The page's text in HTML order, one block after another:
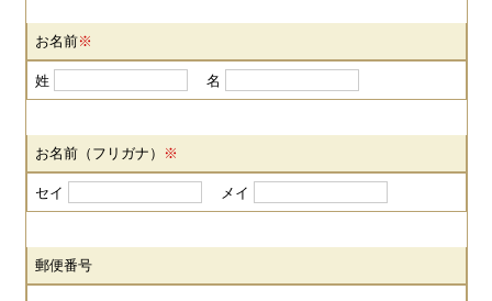
お名前※
姓 名
お名前（フリガナ） ※
セイ メイ
郵便番号